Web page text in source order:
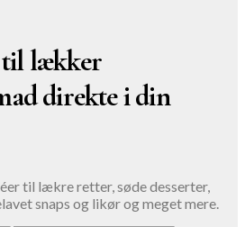
til lækker
direkte i din
til lækre retter, søde desserter,
snaps og likør og meget mere.